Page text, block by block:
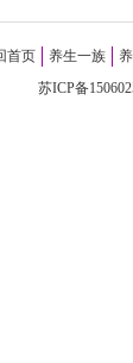
首页 养生一族
苏ICP备